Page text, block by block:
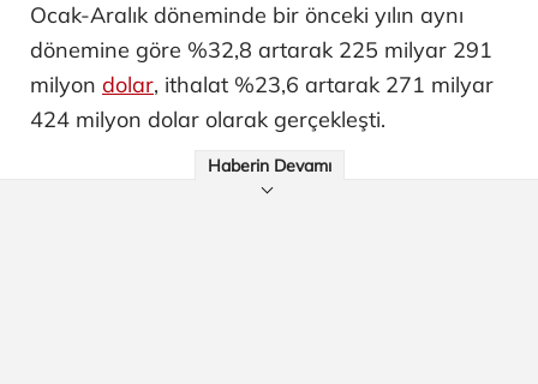
Ocak-Aralık döneminde bir önceki yılın aynı
dönemine göre %32,8 artarak 225 milyar 291
milyon dolar, ithalat %23,6 artarak 271 milyar
424 milyon dolar olarak gerçekleşti.
Haberin Devamı